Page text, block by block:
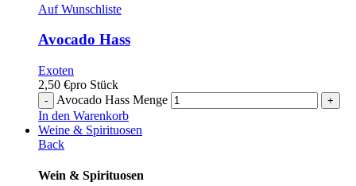
Auf Wunschliste
Avocado Hass
Exoten
2,50 €pro Stück
Avocado Hass Menge
In den Warenkorb
Weine & Spirituosen
Back
Wein & Spirituosen